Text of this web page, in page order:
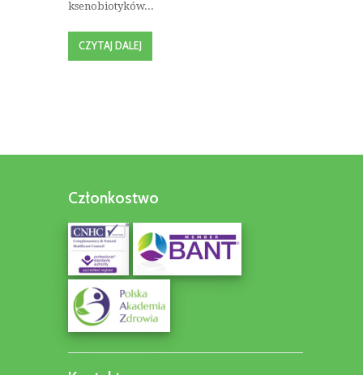
ksenobiotyków...
CZYTAJ DALEJ
Członkostwo